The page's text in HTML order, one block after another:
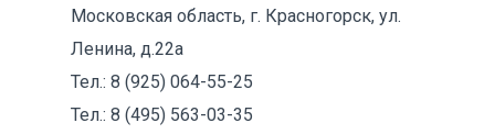
Московская область, г. Красногорск, ул.
Ленина, д.22а
Тел.: 8 (925) 064-55-25
Тел.: 8 (495) 563-03-35